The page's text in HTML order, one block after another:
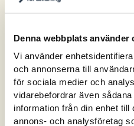
Denna webbplats använder
Vi använder
och annonserna till
för sociala medier och
vidarebefordrar även
information från din enhet till
annons- och analysföretag